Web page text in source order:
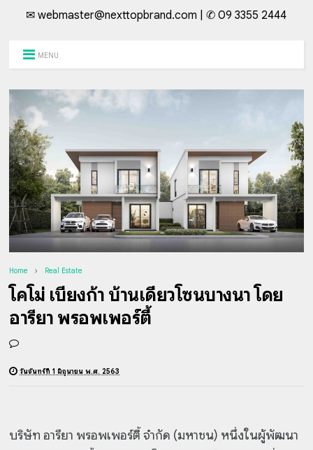
✉ webmaster@nexttopbrand.com | ✆ 09 3355 2444
MENU
Home Real Estate
โคโม่ เบียงก้า บ้านเดี่ยวโซนบางนา โดย
อารียา พรอพเพอร์ตี้
วันจันทร์ที่ 1 มิถุนายน พ.ศ. 2563
บริษัท อารียา พรอพเพอร์ตี้ จำกัด (มหาชน) หนึ่งในผู้พัฒนา